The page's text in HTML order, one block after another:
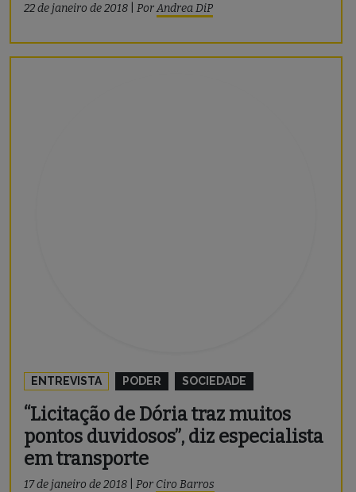
22 de janeiro de 2018 PorAndrea DiP
ENTREVISTA PODER SOCIEDADE
“Licitação de Dória traz muitos
pontos duvidosos”, diz especialista
em transporte
17 de janeiro de 2018 Por Ciro Barros